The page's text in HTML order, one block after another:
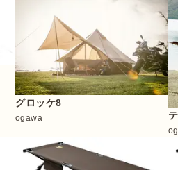
グロッケ8
ogawa